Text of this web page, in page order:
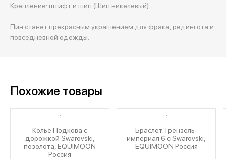
Крепление: штифт и шип (Шип никелевый).
Пин станет прекрасным украшением для фрака, редингота и
повседневной одежды.
Похожие товары
Колье Подкова с
дорожкой Swarovski,
позолота, EQUIMOON
Россия
Браслет Трензель-
империал 6 с Swarovski,
EQUIMOON Россия